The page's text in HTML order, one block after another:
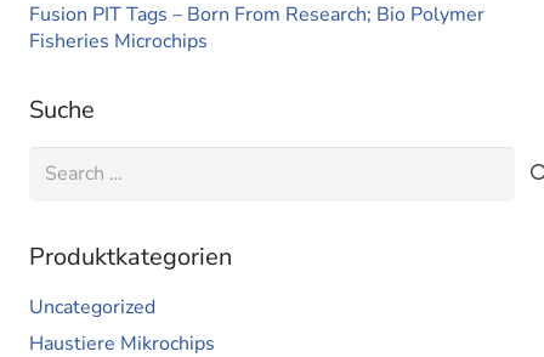
Fusion PIT Tags – Born From Research; Bio Polymer
Fisheries Microchips
Suche
Search
Produktkategorien
Uncategorized
Haustiere Mikrochips